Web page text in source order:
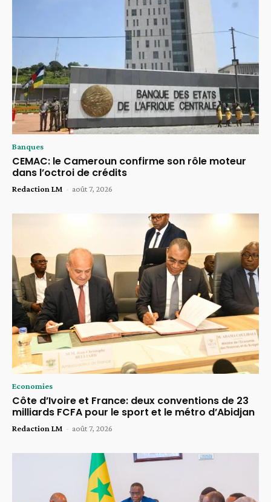
Banques
CEMAC: le Cameroun confirme son rôle moteur
dans l’octroi de crédits
Redaction LM - août 7, 2026
Economies
Côte d’Ivoire et France: deux conventions de 23
milliards FCFA pour le sport et le métro d’Abidjan
Redaction LM - août 7, 2026